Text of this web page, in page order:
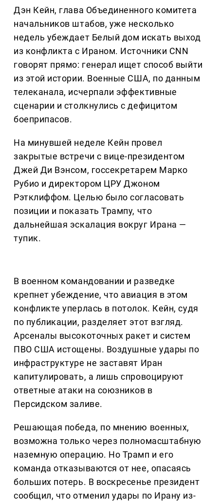
Дэн Кейн, глава Объединенного комитета
начальников штабов, уже несколько
недель убеждает Белый дом искать выход
из конфликта с Ираном. Источники CNN
говорят прямо: генерал ищет способ выйти
из этой истории. Военные США, по данным
телеканала, исчерпали эффективные
сценарии и столкнулись с дефицитом
боеприпасов.
На минувшей неделе Кейн провел
закрытые встречи с вице-президентом
Джей Ди Вэнсом, госсекретарем Марко
Рубио и директором ЦРУ Джоном
Рэтклиффом. Целью было согласовать
позиции и показать Трампу, что
дальнейшая эскалация вокруг Ирана —
тупик.
В военном командовании и разведке
крепнет убеждение, что авиация в этом
конфликте уперлась в потолок. Кейн, судя
по публикации, разделяет этот взгляд.
Арсеналы высокоточных ракет и систем
ПВО США истощены. Воздушные удары по
инфраструктуре не заставят Иран
капитулировать, а лишь спровоцируют
ответные атаки на союзников в
Персидском заливе.
Решающая победа, по мнению военных,
возможна только через полномасштабную
наземную операцию. Но Трамп и его
команда отказываются от нее, опасаясь
больших потерь. В воскресенье президент
сообщил, что отменил удары по Ирану из-